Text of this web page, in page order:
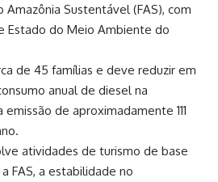
Amazônia Sustentável (FAS), com
Estado do Meio Ambiente do
de 45 famílias e deve reduzir em
anual de diesel na
de aproximadamente 111
atividades de turismo de base
FAS, a estabilidade no